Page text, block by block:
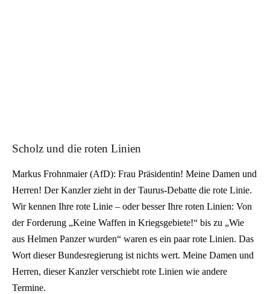
Scholz und die roten Linien
Markus Frohnmaier (AfD): Frau Präsidentin! Meine Damen und
Herren! Der Kanzler zieht in der Taurus-Debatte die rote Linie.
Wir kennen Ihre rote Linie – oder besser Ihre roten Linien: Von
der Forderung „Keine Waffen in Kriegsgebiete!“ bis zu „Wie
aus Helmen Panzer wurden“ waren es ein paar rote Linien. Das
Wort dieser Bundesregierung ist nichts wert. Meine Damen und
Herren, dieser Kanzler verschiebt rote Linien wie andere
Termine.